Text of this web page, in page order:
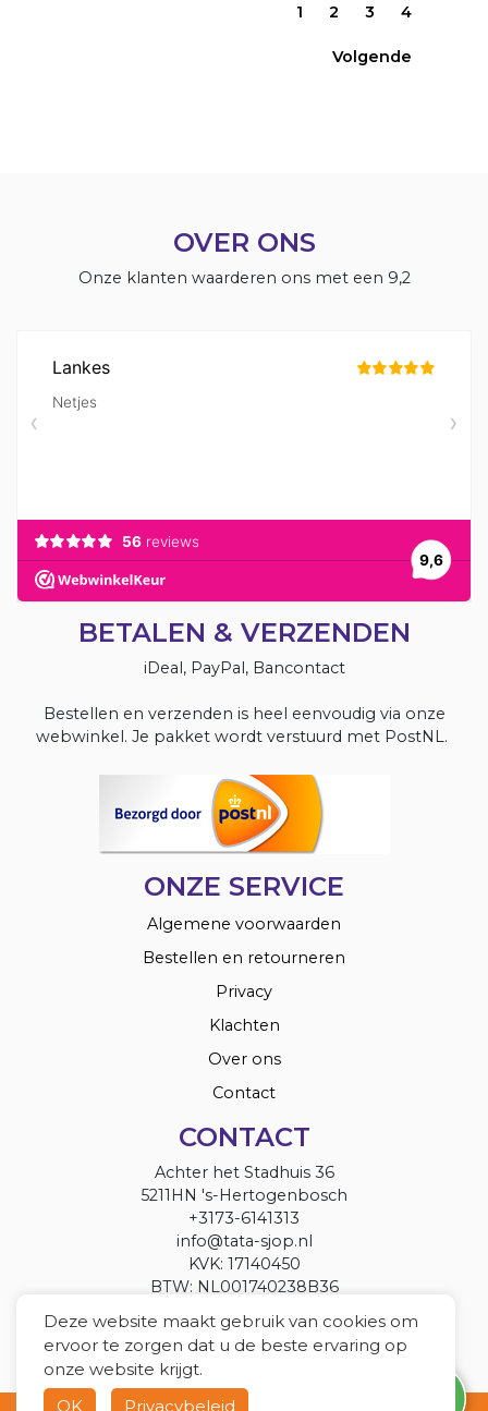
Deze website maakt gebruik van cookies om
ervoor te zorgen dat u de beste ervaring op
onze website krijgt.
OK
Privacybeleid
1 2 3 4
Volgende
OVER ONS
Onze klanten waarderen ons met een 9,2
BETALEN & VERZENDEN
iDeal, PayPal, Bancontact
Bestellen en verzenden is heel eenvoudig via onze
webwinkel. Je pakket wordt verstuurd met PostNL.
ONZE SERVICE
Algemene voorwaarden
Bestellen en retourneren
Privacy
Klachten
Over ons
Contact
CONTACT
Achter het Stadhuis 36
5211HN 's-Hertogenbosch
+3173-6141313
info@tata-sjop.nl
KVK: 17140450
BTW: NL001740238B36